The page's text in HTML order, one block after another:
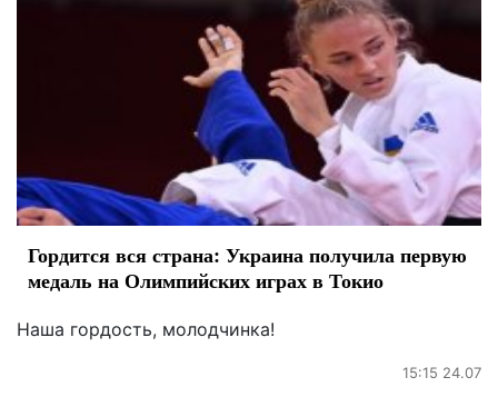
Гордится вся страна: Украина получила первую
медаль на Олимпийских играх в Токио
Наша гордость, молодчинка!
15:15 24.07